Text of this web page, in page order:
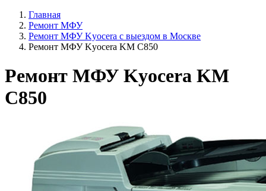
Главная
Ремонт МФУ
Ремонт МФУ Kyocera с выездом в Москве
Ремонт МФУ Kyocera KM C850
Ремонт МФУ Kyocera KM
C850